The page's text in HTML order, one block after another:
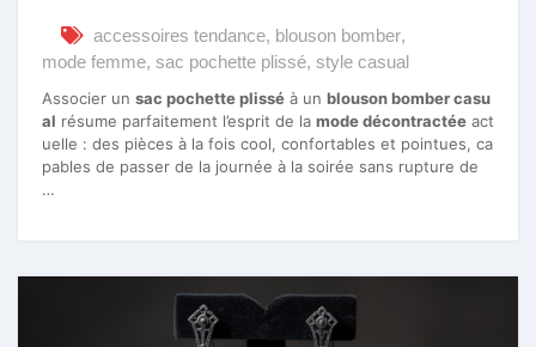
accessoires tendance, blouson bomber,
mode femme, sac pochette plissé, style casual
Associer un sac pochette plissé à un blouson bomber casu
al résume parfaitement l’esprit de la mode décontractée act
uelle : des pièces à la fois cool, confortables et pointues, ca
pables de passer de la journée à la soirée sans rupture de
…